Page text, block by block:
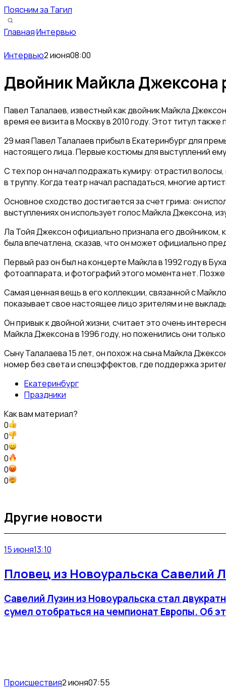
Поясним за Тагил
Главная·Интервью
Интервью2 июня08:00
Двойник Майкла Джексона
Павел Талалаев, известный как двойник Майкла
время ее визита в Москву в 2010 году. Этот титул
29 мая Павел Талалаев прибыл в Екатеринбург для
настоящего лица. Первые костюмы для выступлений
С тех пор он начал подражать кумиру: отрастил
в труппу. Когда театр начал распадаться, многие
Основное сходство достигается за счет грима: он
выступлениях он использует голос Майкла Джексона,
Ла Тойя Джексон официально признала его двойником,
была впечатлена, сказав, что он может официально
Первый раз он был на концерте Майкла в 1992 году в
фотоаппарата, и фотографий этого момента нет. Позже
Самая ценная вещь в его коллекции, связанной с
показывает свое настоящее лицо зрителям и не
Он привык к двойной жизни, считает это очень
Майкла Джексона в 1996 году, но поженились они
Сыну Талалаева 15 лет, он похож на сына Майкла
номер без света и спецэффектов, где поддержка
Екатеринбург
Праздники
Как вам материал?
0
0
0
0
0
0
Другие новости
15 июня13:10
Пловец из Новоуральска Савелий
Савелий Лузин из Новоуральска стал
сумел отобраться на чемпионат Европы. Об
Происшествия2 июня07:55